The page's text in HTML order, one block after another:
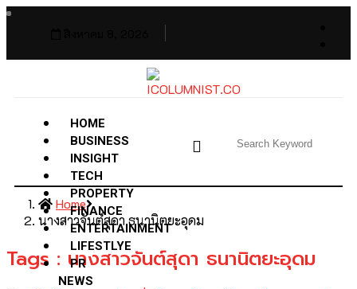
HOME
BUSINESS
INSIGHT
TECH
PROPERTY
FINANCE
ENTERTAINMENT
LIFESTLYE
PR
NEWS
Home
นางสาวจันต์สุดา ธนานิตยะอุดม
Tags : นางสาวจันต์สุดา ธนานิตยะอุดม